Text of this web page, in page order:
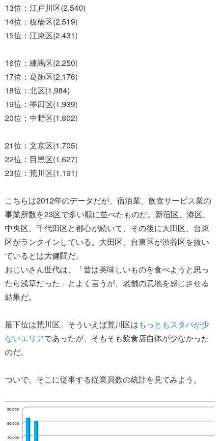
13位：江戸川区(2,540)
14位：板橋区(2,519)
15位：江東区(2,431)
16位：練馬区(2,250)
17位：葛飾区(2,176)
18位：北区(1,984)
19位：墨田区(1,939)
20位：中野区(1,802)
21位：文京区(1,705)
22位：目黒区(1,627)
23位：荒川区(1,191)
こちらは2012年のデータだが、宿泊業、飲食サービス業の
事業所数を23区で多い順に並べたものだ。新宿区、港区、
中央区、千代田区と都心が続いて、その後に大田区、台東
区がランクインしている。大田区、台東区が渋谷区を抜い
ているとは大健闘だ。
おじいさん世代は、「昔は美味しいものを食べようと思っ
たら浅草だった」とよく言うが、老舗の意地を感じさせる
結果だ。
最下位は荒川区。そういえば荒川区はもっともスタバが少
ないエリアであったが、そもそも飲食店自体が少なかった
のだ。
ついで、そこに従事する従業員数の統計を見てみよう。